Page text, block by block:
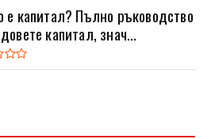
е капитал? Пълно ръководство
капитал, знач...